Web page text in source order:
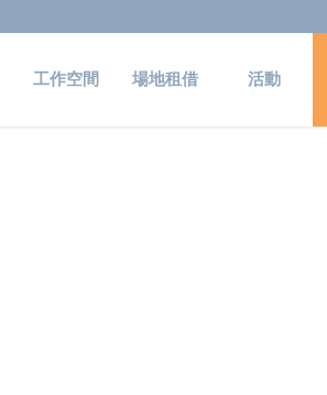
工作空間 場地租借 活動